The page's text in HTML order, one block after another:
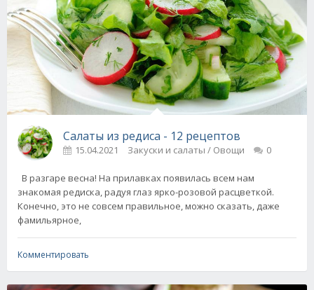
Салаты из редиса - 12 рецептов
15.04.2021 Закуски и салаты / Овощи 0
В разгаре весна! На прилавках появилась всем нам
знакомая редиска, радуя глаз ярко-розовой расцветкой.
Конечно, это не совсем правильное, можно сказать, даже
фамильярное,
Комментировать